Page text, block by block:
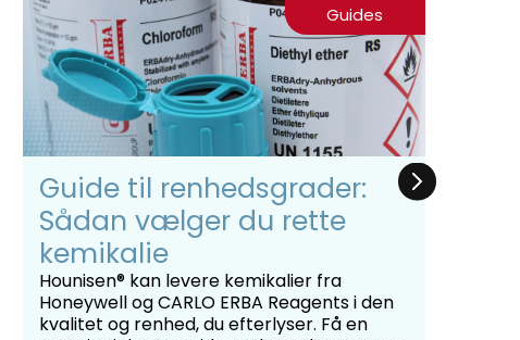
Guides
Guide til renhedsgrader:
Sådan vælger du rette
kemikalie
Hounisen® kan levere kemikalier fra
Honeywell og CARLO ERBA Reagents i den
kvalitet og renhed, du efterlyser. Få en